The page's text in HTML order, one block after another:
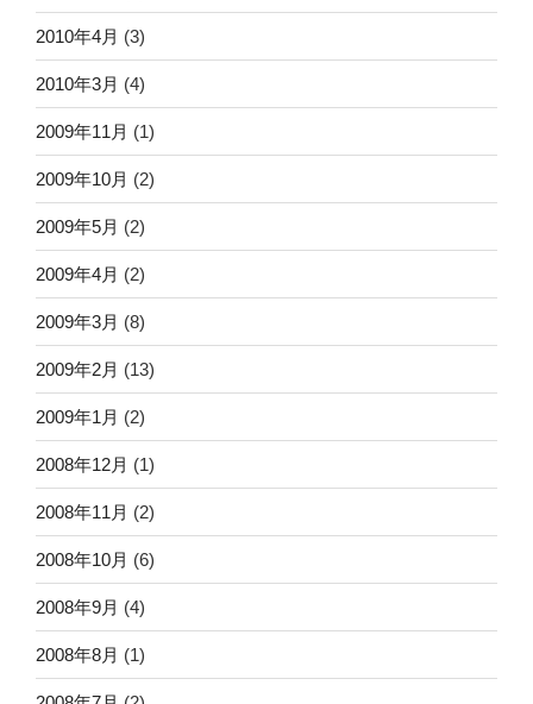
2010年4月 (3)
2010年3月 (4)
2009年11月 (1)
2009年10月 (2)
2009年5月 (2)
2009年4月 (2)
2009年3月 (8)
2009年2月 (13)
2009年1月 (2)
2008年12月 (1)
2008年11月 (2)
2008年10月 (6)
2008年9月 (4)
2008年8月 (1)